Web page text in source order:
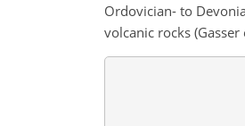
Ordovician- to
volcanic rocks